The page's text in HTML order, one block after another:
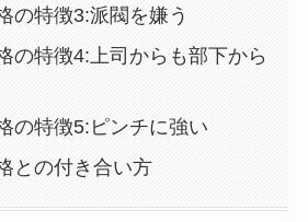
の特徴3:派閥を嫌う
の特徴4:上司からも部下から
の特徴5:ピンチに強い
との付き合い方